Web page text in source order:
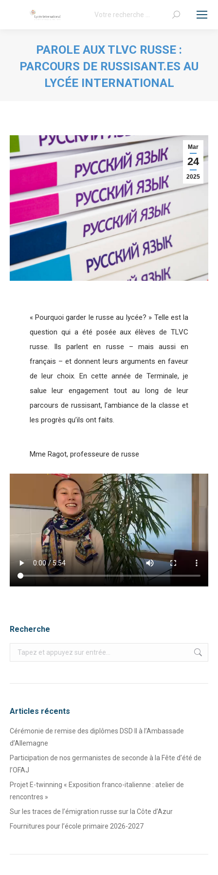
Recherche
PAROLE AUX TLVC RUSSE :
PARCOURS DE RUSSISANT.ES AU
LYCÉE INTERNATIONAL
Mar
24
2025
« Pourquoi garder le russe au lycée? » Telle est la
question qui a été posée aux élèves de TLVC
russe. Ils parlent en russe – mais aussi en
français – et donnent leurs arguments en faveur
de leur choix. En cette année de Terminale, je
salue leur engagement tout au long de leur
parcours de russisant, l’ambiance de la classe et
les progrès qu’ils ont faits.
Mme Ragot, professeure de russe
Recherche
Recherche
:
Articles récents
Cérémonie de remise des diplômes DSD II à l’Ambassade
d’Allemagne
Participation de nos germanistes de seconde à la Fête d’été de
l’OFAJ
Projet E-twinning « Exposition franco-italienne : atelier de
rencontres »
Sur les traces de l’émigration russe sur la Côte d’Azur
Fournitures pour l’école primaire 2026-2027